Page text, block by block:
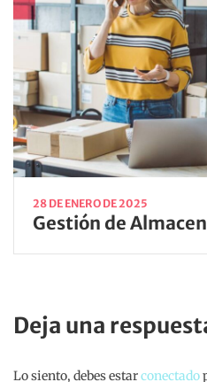
28 DE ENERO DE 2025
Deja una
Lo siento, debes estarconectado